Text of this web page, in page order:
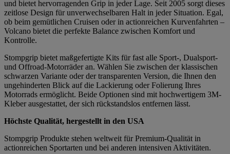
und bietet hervorragenden Grip in jeder Lage. Seit 2005 sorgt dieses
zeitlose Design für unverwechselbaren Halt in jeder Situation. Egal,
ob beim gemütlichen Cruisen oder in actionreichen Kurvenfahrten –
Volcano bietet die perfekte Balance zwischen Komfort und
Kontrolle.
Stompgrip bietet maßgefertigte Kits für fast alle Sport-, Dualsport-
und Offroad-Motorräder an. Wählen Sie zwischen der klassischen
schwarzen Variante oder der transparenten Version, die Ihnen den
ungehinderten Blick auf die Lackierung oder Folierung Ihres
Motorrads ermöglicht. Beide Optionen sind mit hochwertigem 3M-
Kleber ausgestattet, der sich rückstandslos entfernen lässt.
Höchste Qualität, hergestellt in den USA
Stompgrip Produkte stehen weltweit für Premium-Qualität in
actionreichen Sportarten und bei anderen intensiven Aktivitäten.